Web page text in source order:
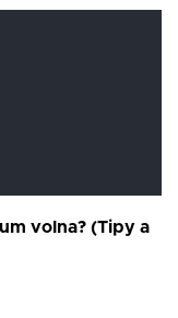
volna? (Tipy a